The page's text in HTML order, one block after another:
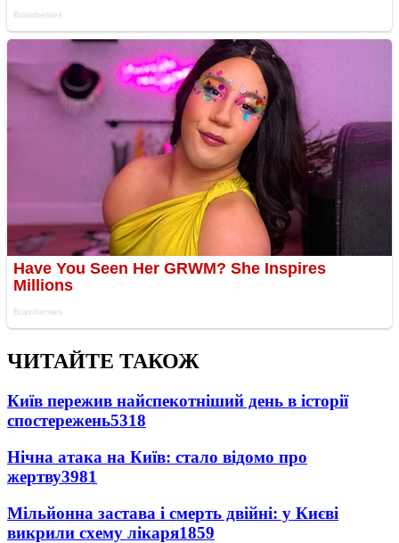
ЧИТАЙТЕ ТАКОЖ
Київ пережив найспекотніший день в історії
спостережень5318
Нічна атака на Київ: стало відомо про
жертву3981
Мільйонна застава і смерть двійні: у Києві
викрили схему лікаря1859